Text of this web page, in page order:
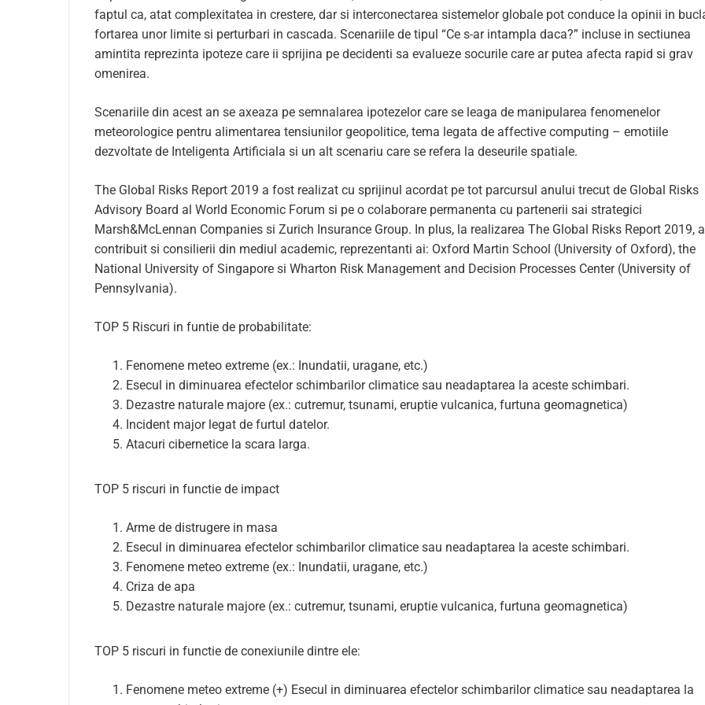
faptul ca, atat complexitatea in crestere, dar si interconectarea sistemelor globale pot conduce la opinii in
fortarea unor limite si perturbari in cascada. Scenariile de tipul “Ce s-ar intampla daca?” incluse in sectiunea
amintita reprezinta ipoteze care ii sprijina pe decidenti sa evalueze socurile care ar putea afecta rapid si grav
omenirea.
Scenariile din acest an se axeaza pe semnalarea ipotezelor care se leaga de manipularea fenomenelor
meteorologice pentru alimentarea tensiunilor geopolitice, tema legata de affective computing – emotiile
dezvoltate de Inteligenta Artificiala si un alt scenariu care se refera la deseurile spatiale.
The Global Risks Report 2019 a fost realizat cu sprijinul acordat pe tot parcursul anului trecut de Global Risks
Advisory Board al World Economic Forum si pe o colaborare permanenta cu partenerii sai strategici
Marsh&McLennan Companies si Zurich Insurance Group. In plus, la realizarea The Global Risks Report 2019,
contribuit si consilierii din mediul academic, reprezentanti ai: Oxford Martin School (University of Oxford), the
National University of Singapore si Wharton Risk Management and Decision Processes Center (University of
Pennsylvania).
TOP 5 Riscuri in funtie de probabilitate:
Fenomene meteo extreme (ex.: Inundatii, uragane, etc.)
Esecul in diminuarea efectelor schimbarilor climatice sau neadaptarea la aceste schimbari.
Dezastre naturale majore (ex.: cutremur, tsunami, eruptie vulcanica, furtuna geomagnetica)
Incident major legat de furtul datelor.
Atacuri cibernetice la scara larga.
TOP 5 riscuri in functie de impact
Arme de distrugere in masa
Esecul in diminuarea efectelor schimbarilor climatice sau neadaptarea la aceste schimbari.
Fenomene meteo extreme (ex.: Inundatii, uragane, etc.)
Criza de apa
Dezastre naturale majore (ex.: cutremur, tsunami, eruptie vulcanica, furtuna geomagnetica)
TOP 5 riscuri in functie de conexiunile dintre ele:
Fenomene meteo extreme (+) Esecul in diminuarea efectelor schimbarilor climatice sau neadaptarea la